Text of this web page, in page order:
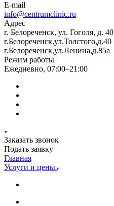
E-mail
info@centrumclinic.ru
Адрес
г. Белореченск, ул. Гоголя, д. 40
г.Белореченск,ул.Толстого,д.40
г.Белореченск,ул.Ленина,д.85а
Режим работы
Ежедневно, 07:00–21:00
Заказать звонок
Подать заявку
Главная
Услуги и цены